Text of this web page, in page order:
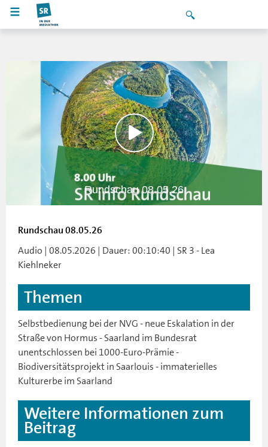
Rundschau 08.05.26
Rundschau 08.05.26
Audio | 08.05.2026 | Dauer: 00:10:40 | SR 3 - Lea
Kiehlneker
Themen
Selbstbedienung bei der NVG - neue Eskalation in der
Straße von Hormus - Saarland im Bundesrat
unentschlossen bei 1000-Euro-Prämie -
Biodiversitätsprojekt in Saarlouis - immaterielles
Kulturerbe im Saarland
Weitere Informationen zum
Beitrag